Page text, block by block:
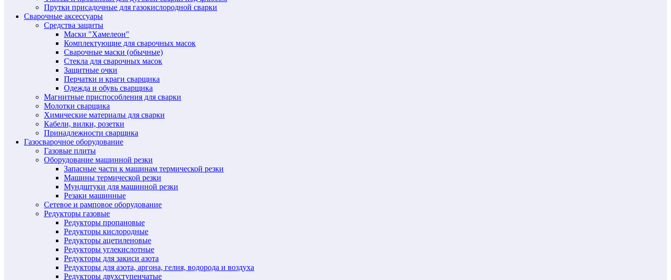
Прутки присадочные для газокислородной сварки
Сварочные аксессуары
Средства защиты
Маски "Хамелеон"
Комплектующие для сварочных масок
Сварочные маски (обычные)
Стекла для сварочных масок
Защитные очки
Перчатки и краги сварщика
Одежда и обувь сварщика
Магнитные приспособления для сварки
Молотки сварщика
Химические материалы для сварки
Кабели, вилки, розетки
Принадлежности сварщика
Газосварочное оборудование
Газовые плиты
Оборудование машинной резки
Запасные части к машинам термической резки
Машины термической резки
Мундштуки для машинной резки
Резаки машинные
Сетевое и рамповое оборудование
Редукторы газовые
Редукторы пропановые
Редукторы кислородные
Редукторы ацетиленовые
Редукторы углекислотные
Редукторы для закиси азота
Редукторы для азота, аргона, гелия, водорода и воздуха
Редукторы двухступенчатые